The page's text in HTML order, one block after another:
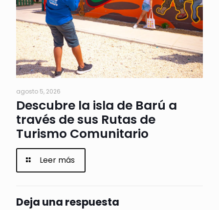
agosto 5, 2026
Descubre la isla de Barú a
través de sus Rutas de
Turismo Comunitario
Leer más
Deja una respuesta